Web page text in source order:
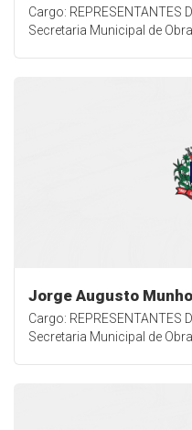
Cargo: REPRESENTANTES
Secretaria Municipal de
Jorge Augusto
Cargo: REPRESENTANTES
Secretaria Municipal de